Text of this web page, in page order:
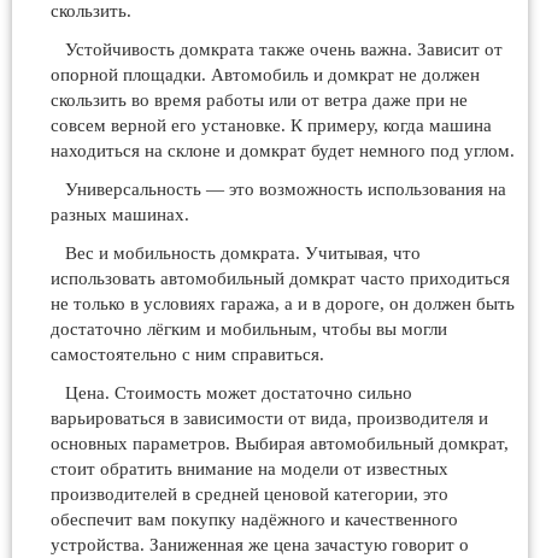
скользить.
Устойчивость домкрата также очень важна. Зависит от
опорной площадки. Автомобиль и домкрат не должен
скользить во время работы или от ветра даже при не
совсем верной его установке. К примеру, когда машина
находиться на склоне и домкрат будет немного под углом.
Универсальность — это возможность использования на
разных машинах.
Вес и мобильность домкрата. Учитывая, что
использовать автомобильный домкрат часто приходиться
не только в условиях гаража, а и в дороге, он должен быть
достаточно лёгким и мобильным, чтобы вы могли
самостоятельно с ним справиться.
Цена. Стоимость может достаточно сильно
варьироваться в зависимости от вида, производителя и
основных параметров. Выбирая автомобильный домкрат,
стоит обратить внимание на модели от известных
производителей в средней ценовой категории, это
обеспечит вам покупку надёжного и качественного
устройства. Заниженная же цена зачастую говорит о